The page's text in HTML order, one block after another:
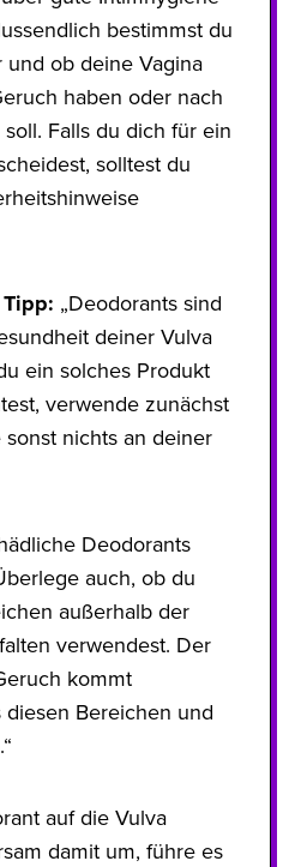
bestimmst du
ob deine Vagina
haben oder nach
Falls du dich für ein
solltest du
„Deodorants sind
deiner Vulva
ein solches Produkt
verwende zunächst
nichts an deiner
Deodorants
auch, ob du
außerhalb der
verwendest. Der
kommt
Bereichen und
auf die Vulva
damit um, führe es